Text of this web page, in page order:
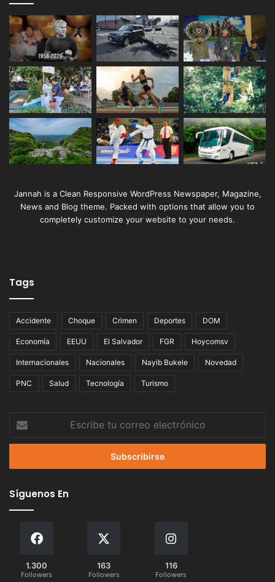
Jannah is a Clean Responsive WordPress Newspaper, Magazine,
News and Blog theme. Packed with options that allow you to
completely customize your website to your needs.
Tags
Accidente Choque Crimen Deportes DOM
Economía EEUU El Salvador FGR Hoycomsv
Internacionales Nacionales Nayib Bukele Novedad
PNC Salud Tecnología Turismo
Escribe
tu
correo
Síguenos En
1.300
Followers
163
Followers
116
Followers